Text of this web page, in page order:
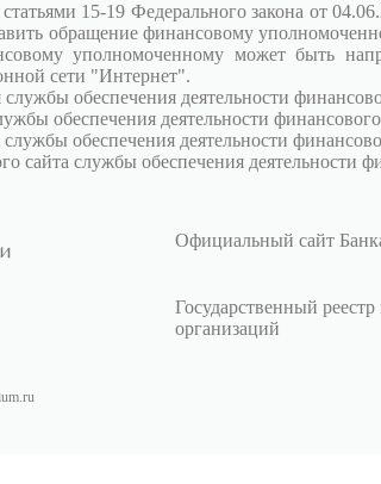
статьями 15-19 Федерального закона от
обращение финансовому
уполномоченному может быть
сети "Интернет".
обеспечения деятельности
обеспечения деятельности
обеспечения деятельности
сайта службы обеспечения деятельности
Официальный сайт
Государственный
организаций